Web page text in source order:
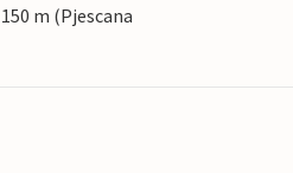
m (Pjescana